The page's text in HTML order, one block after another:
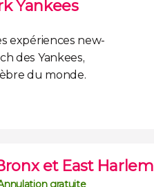
Yankees
expériences new-
des Yankees,
du monde.
et East Harlem
gratuite